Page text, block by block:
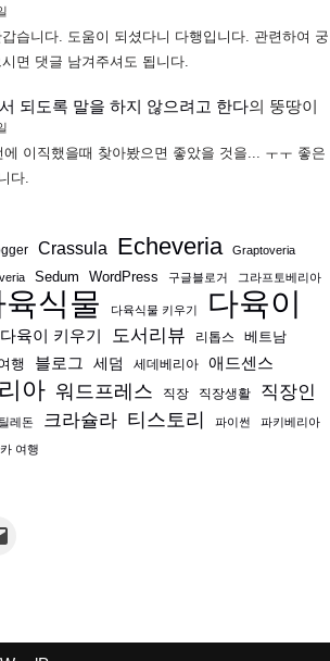
습니다. 도움이 되셨다니 다행입니다. 관련하여 궁
면 댓글 남겨주셔도 됩니다.
되도록 말을 하지 않으려고 한다의 뚱땅이
에 이직했을때 찾아봤으면 좋았을 것을... ㅜㅜ 좋은
다.
Crassula Echeveria Graptoveria
Sedum WordPress 구글블로거 그라프토베리아
육식물 다육식물 키우기 다육이
다육이 키우기 도서리뷰 리톱스
베트남
행 블로그 세덤 세데베리아 애드센스
아 워드프레스 직장 직장생활 직장인
레돈 크라슐라 티스토리 파이썬 파키베리아
여행